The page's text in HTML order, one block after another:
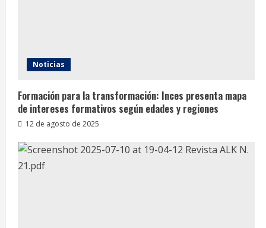
Noticias
Formación para la transformación: Inces presenta mapa
de intereses formativos según edades y regiones
12 de agosto de 2025